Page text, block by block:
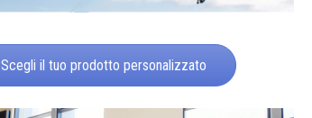
Scegli il tuo prodotto personalizzato